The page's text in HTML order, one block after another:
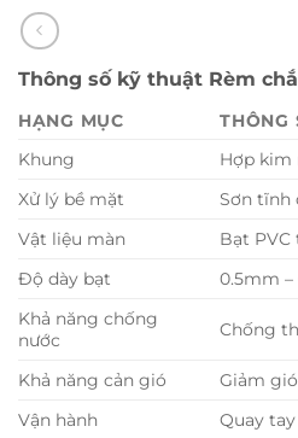
Thông số kỹ thuật Rèm
HẠNG MỤC
THÔNG
Khung
Hợp kim
Xử lý bề mặt
Sơn tĩnh
Vật liệu màn
Bạt
Độ dày bạt
0.5mm
Khả năng chống
nước
Chống
Khả năng cản gió
Giảm
Vận hành
Quay